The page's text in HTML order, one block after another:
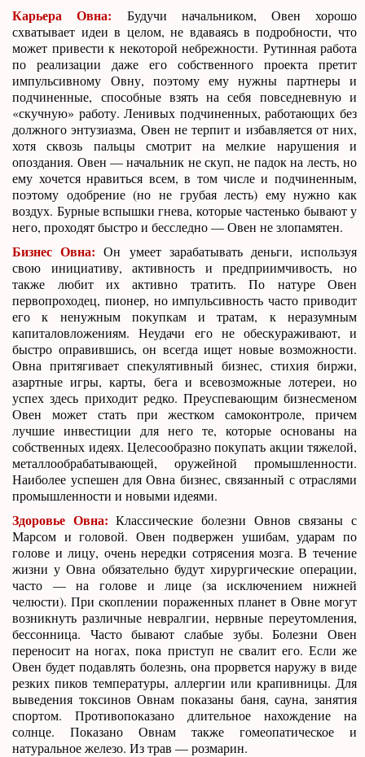
Карьера Овна: Будучи начальником, Овен хорошо
схватывает идеи в целом, не вдаваясь в подробности, что
может привести к некоторой небрежности. Рутинная работа
по реализации даже его собственного проекта претит
импульсивному Овну, поэтому ему нужны партнеры и
подчиненные, способные взять на себя повседневную и
«скучную» работу. Ленивых подчиненных, работающих без
должного энтузиазма, Овен не терпит и избавляется от них,
хотя сквозь пальцы смотрит на мелкие нарушения и
опоздания. Овен — начальник не скуп, не падок на лесть, но
ему хочется нравиться всем, в том числе и подчиненным,
поэтому одобрение (но не грубая лесть) ему нужно как
воздух. Бурные вспышки гнева, которые частенько бывают у
него, проходят быстро и бесследно — Овен не злопамятен.
Бизнес Овна: Он умеет зарабатывать деньги, используя
свою инициативу, активность и предприимчивость, но
также любит их активно тратить. По натуре Овен
первопроходец, пионер, но импульсивность часто приводит
его к ненужным покупкам и тратам, к неразумным
капиталовложениям. Неудачи его не обескураживают, и
быстро оправившись, он всегда ищет новые возможности.
Овна притягивает спекулятивный бизнес, стихия биржи,
азартные игры, карты, бега и всевозможные лотереи, но
успех здесь приходит редко. Преуспевающим бизнесменом
Овен может стать при жестком самоконтроле, причем
лучшие инвестиции для него те, которые основаны на
собственных идеях. Целесообразно покупать акции тяжелой,
металлообрабатывающей, оружейной промышленности.
Наиболее успешен для Овна бизнес, связанный с отраслями
промышленности и новыми идеями.
Здоровье Овна: Классические болезни Овнов связаны с
Марсом и головой. Овен подвержен ушибам, ударам по
голове и лицу, очень нередки сотрясения мозга. В течение
жизни у Овна обязательно будут хирургические операции,
часто — на голове и лице (за исключением нижней
челюсти). При скоплении пораженных планет в Овне могут
возникнуть различные невралгии, нервные переутомления,
бессонница. Часто бывают слабые зубы. Болезни Овен
переносит на ногах, пока приступ не свалит его. Если же
Овен будет подавлять болезнь, она прорвется наружу в виде
резких пиков температуры, аллергии или крапивницы. Для
выведения токсинов Овнам показаны баня, сауна, занятия
спортом. Противопоказано длительное нахождение на
солнце. Показано Овнам также гомеопатическое и
натуральное железо. Из трав — розмарин.